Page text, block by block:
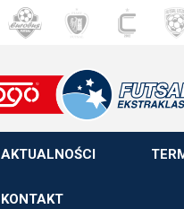
AKTUALNOŚCI
KONTAKT